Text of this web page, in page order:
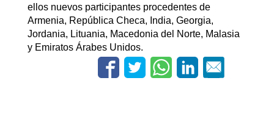
ellos nuevos participantes procedentes de
Armenia, República Checa, India, Georgia,
Jordania, Lituania, Macedonia del Norte, Malasia
y Emiratos Árabes Unidos.